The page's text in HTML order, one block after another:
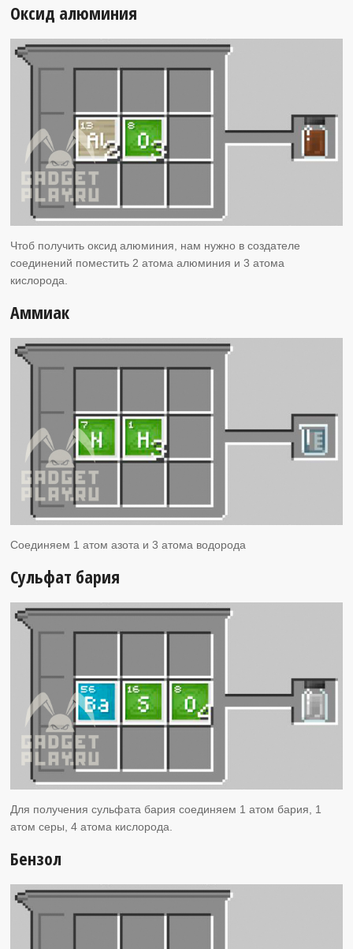
Оксид алюминия
Чтоб получить оксид алюминия, нам нужно в создателе
соединений поместить 2 атома алюминия и 3 атома
кислорода.
Аммиак
Соединяем 1 атом азота и 3 атома водорода
Сульфат бария
Для получения сульфата бария соединяем 1 атом бария, 1
атом серы, 4 атома кислорода.
Бензол